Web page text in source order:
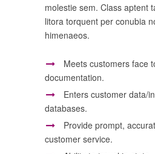
molestie sem. Class aptent
litora torquent per conubia
himenaeos.
Meets customers face
documentation.
Enters customer data/
databases.
Provide prompt,
customer service.